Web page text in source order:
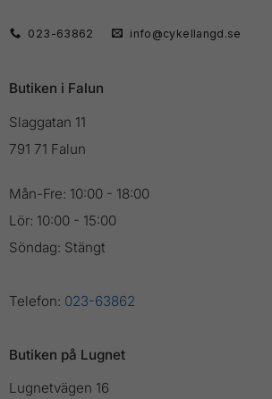
023-63862 info@cykellangd.se
Butiken i Falun
Slaggatan 11
791 71 Falun
Mån-Fre: 10:00 - 18:00
Lör: 10:00 - 15:00
Söndag: Stängt
Telefon: 023-63862
Butiken på Lugnet
Lugnetvägen 16